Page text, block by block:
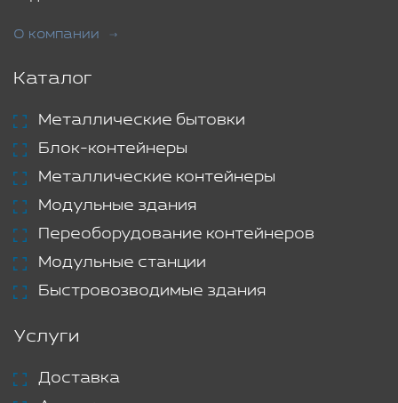
О компании
Каталог
Металлические бытовки
Блок-контейнеры
Металлические контейнеры
Модульные здания
Переоборудование контейнеров
Модульные станции
Быстровозводимые здания
Услуги
Доставка